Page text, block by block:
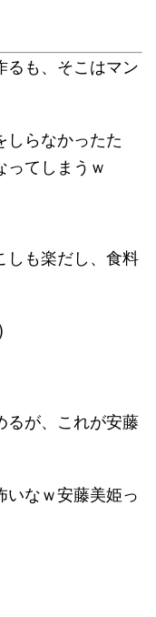
るも、そこはマン
しらなかったた
ってしまうｗ
しも楽だし、食料
るが、これが安藤
いなｗ安藤美姫っ